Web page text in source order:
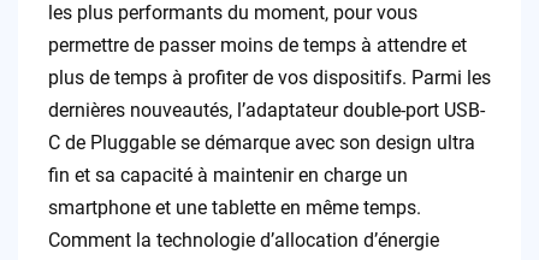
les plus performants du moment, pour vous
permettre de passer moins de temps à attendre et
plus de temps à profiter de vos dispositifs. Parmi les
dernières nouveautés, l’adaptateur double-port USB-
C de Pluggable se démarque avec son design ultra
fin et sa capacité à maintenir en charge un
smartphone et une tablette en même temps.
Comment la technologie d’allocation d’énergie